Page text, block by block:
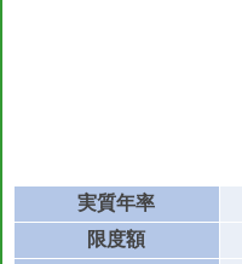
実質年率
限度額